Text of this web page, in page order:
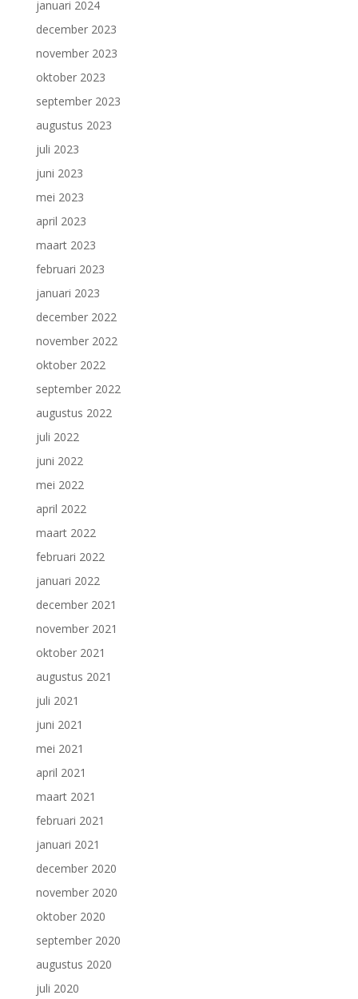
januari 2024
december 2023
november 2023
oktober 2023
september 2023
augustus 2023
juli 2023
juni 2023
mei 2023
april 2023
maart 2023
februari 2023
januari 2023
december 2022
november 2022
oktober 2022
september 2022
augustus 2022
juli 2022
juni 2022
mei 2022
april 2022
maart 2022
februari 2022
januari 2022
december 2021
november 2021
oktober 2021
augustus 2021
juli 2021
juni 2021
mei 2021
april 2021
maart 2021
februari 2021
januari 2021
december 2020
november 2020
oktober 2020
september 2020
augustus 2020
juli 2020